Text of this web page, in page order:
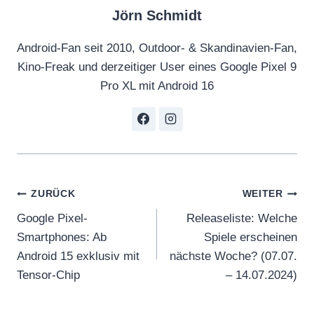
Jörn Schmidt
Android-Fan seit 2010, Outdoor- & Skandinavien-Fan,
Kino-Freak und derzeitiger User eines Google Pixel 9
Pro XL mit Android 16
Beitragsnavigation
ZURÜCK
Google Pixel-
Smartphones: Ab
Android 15 exklusiv mit
Tensor-Chip
WEITER
Releaseliste: Welche
Spiele erscheinen
nächste Woche? (07.07.
– 14.07.2024)